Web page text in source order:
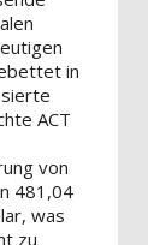
in
ACT
von
481,04
was
zu